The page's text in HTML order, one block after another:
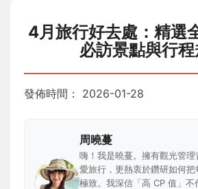
4月旅行好去處：精選
必訪景點與行程
發佈時間： 2026-01-28
周曉蔓
嗨！我是曉蔓。擁有觀光管
愛旅行，更熱衷於鑽研如何
極致。我深信「高 CP 值」不